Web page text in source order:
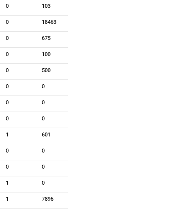
0 103
0 18463
0 675
0 100
0 500
0 0
0 0
0 0
1 601
0 0
0 0
1 0
1 7896